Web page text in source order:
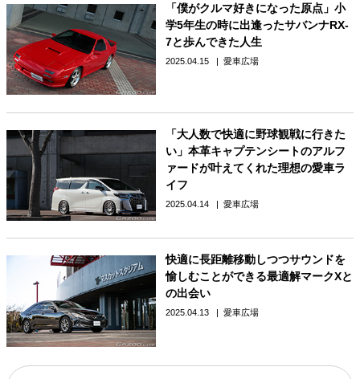
「僕がクルマ好きになった原点」小
学5年生の時に出逢ったサバンナRX-
7と歩んできた人生
2025.04.15 愛車広場
「大人数で快適に野球観戦に行きた
い」本革キャプテンシートのアルフ
ァードが叶えてくれた理想の愛車ラ
イフ
2025.04.14 愛車広場
快適に長距離移動しつつサウンドを
愉しむことができる最適解マークXと
の出会い
2025.04.13 愛車広場